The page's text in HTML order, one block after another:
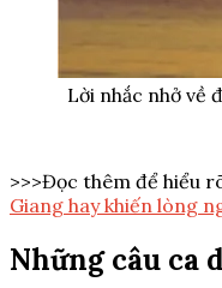
Lời nhắc nhở về
>>>Đọc thêm để hiểu
Giang hay khiến lòng
Những câu ca